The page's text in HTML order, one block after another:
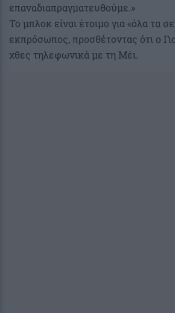
επαναδιαπραγματευθούμε.»
Το μπλοκ είναι έτοιμο για «όλα τα
εκπρόσωπος, προσθέτοντας ότι ο
χθες τηλεφωνικά με τη Μέι.